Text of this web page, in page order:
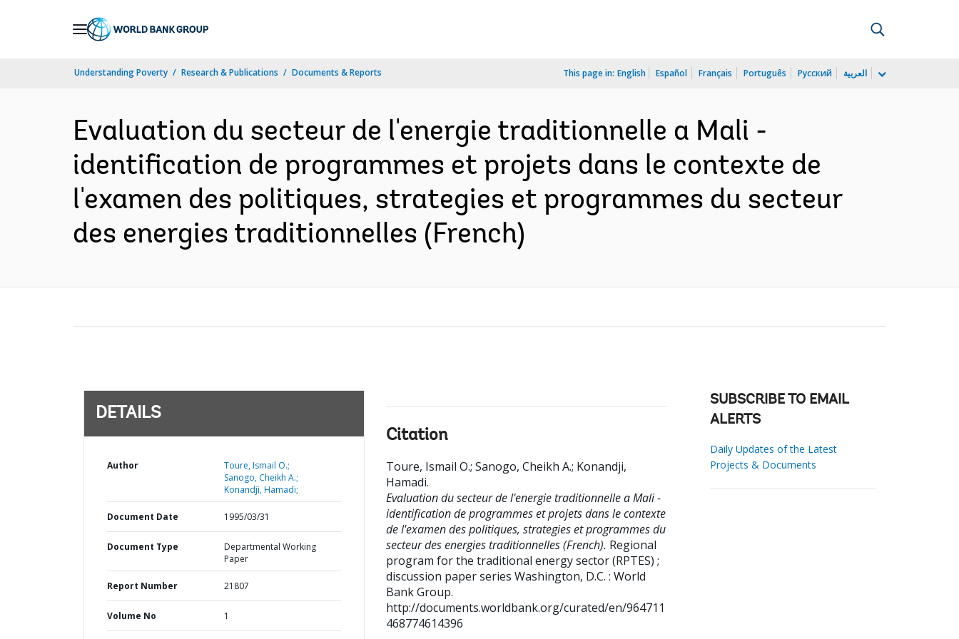
Understanding Poverty Research & Publications Documents & Reports This page in: English Español Français Português Русский العربية
Evaluation du secteur de l'energie traditionnelle a Mali -
identification de programmes et projets dans le contexte de
l'examen des politiques, strategies et programmes du secteur
des energies traditionnelles (French)
DETAILS
Author
Toure, Ismail O.;
Sanogo, Cheikh A.;
Konandji, Hamadi;
Document Date 1995/03/31
Document Type
Departmental Working
Paper
Report Number 21807
Volume No 1
Citation
Toure, Ismail O.; Sanogo, Cheikh A.; Konandji,
Hamadi.
Evaluation du secteur de l'energie traditionnelle a Mali -
identification de programmes et projets dans le contexte
de l'examen des politiques, strategies et programmes du
secteur des energies traditionnelles (French). Regional
program for the traditional energy sector (RPTES) ;
discussion paper series Washington, D.C. : World
Bank Group.
http://documents.worldbank.org/curated/en/964711
468774614396
SUBSCRIBE TO EMAIL
ALERTS
Daily Updates of the Latest
Projects & Documents